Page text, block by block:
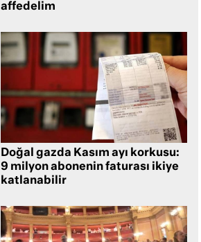
affedelim
Doğal gazda Kasım ayı korkusu:
9 milyon abonenin faturası ikiye
katlanabilir